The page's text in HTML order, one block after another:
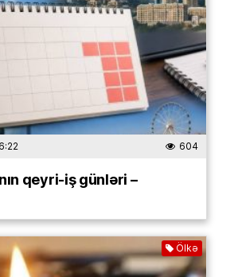
604
qeyri-iş günləri –
Ölkə